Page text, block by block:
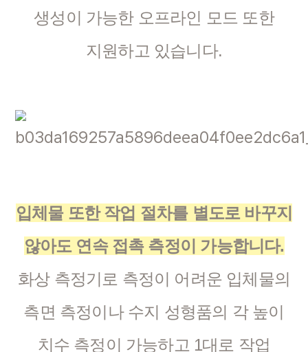
생성이 가능한 오프라인 모드 또한
지원하고 있습니다.
입체물 또한 작업 절차를 별도로 바꾸지
않아도 연속 접촉 측정이 가능합니다.
화상 측정기로 측정이 어려운 입체물의
측면 측정이나 수지 성형품의 각 높이
치수 측정이 가능하고 1대로 작업